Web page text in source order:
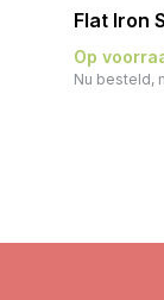
Flat Iron
Op
Nu besteld,